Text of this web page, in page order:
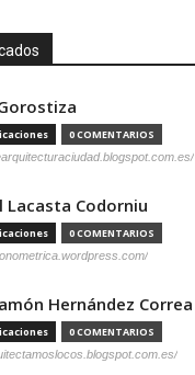
0 COMENTARIOS
Lacasta Codorniu
0 COMENTARIOS
Hernández Correa
0 COMENTARIOS